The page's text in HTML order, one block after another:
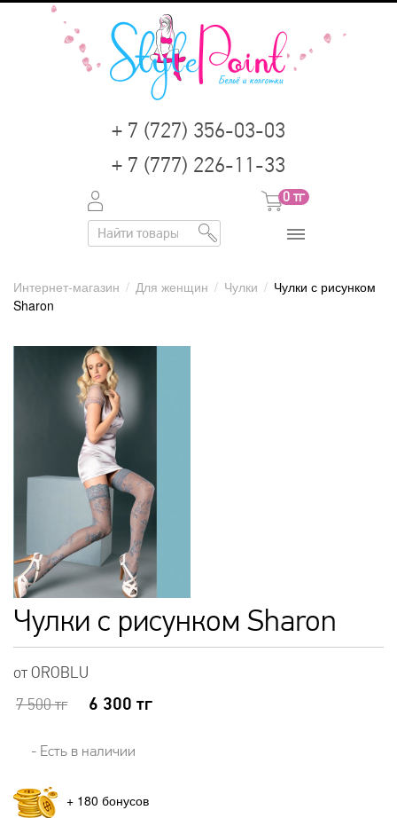
+ 7 (727) 356-03-03
+ 7 (777) 226-11-33
0 тг
Интернет-магазин / Для женщин / Чулки / Чулки с рисунком
Sharon
Чулки с рисунком Sharon
от OROBLU
7 500тг 6 300 тг
- Есть в наличии
+ 180